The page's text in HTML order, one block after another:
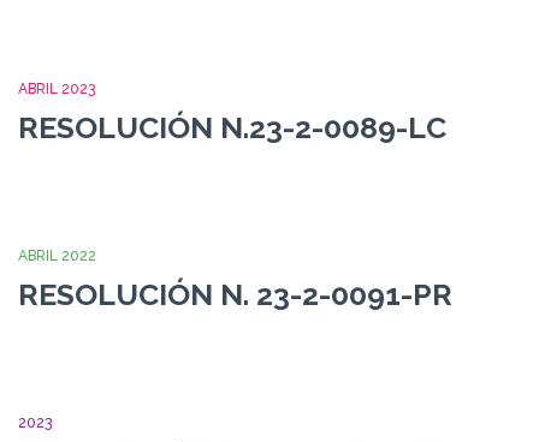
ABRIL 2023
RESOLUCIÓN N.23-2-0089-LC
ABRIL 2022
RESOLUCIÓN N. 23-2-0091-PR
2023